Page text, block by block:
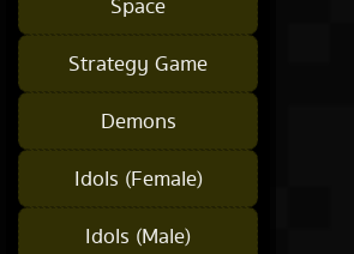
Space
Strategy Game
Demons
Idols (Female)
Idols (Male)